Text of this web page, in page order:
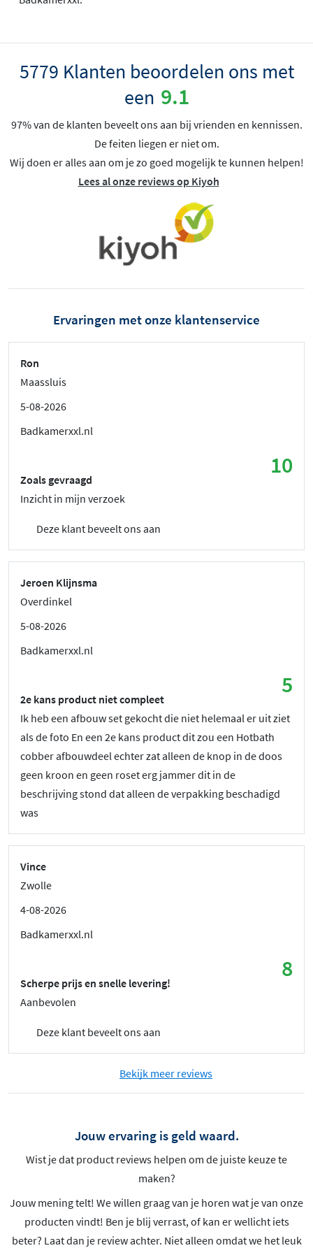
5779 Klanten beoordelen ons met
een 9.1
97% van de klanten beveelt ons aan bij vrienden en kennissen.
De feiten liegen er niet om.
Wij doen er alles aan om je zo goed mogelijk te kunnen helpen!
Lees al onze reviews op Kiyoh
Ervaringen met onze klantenservice
Ron
Maassluis
5-08-2026
Badkamerxxl.nl
10
Zoals gevraagd
Inzicht in mijn verzoek
Deze klant beveelt ons aan
Jeroen Klijnsma
Overdinkel
5-08-2026
Badkamerxxl.nl
5
2e kans product niet compleet
Ik heb een afbouw set gekocht die niet helemaal er uit ziet
als de foto En een 2e kans product dit zou een Hotbath
cobber afbouwdeel echter zat alleen de knop in de doos
geen kroon en geen roset erg jammer dit in de
beschrijving stond dat alleen de verpakking beschadigd
was
Vince
Zwolle
4-08-2026
Badkamerxxl.nl
8
Scherpe prijs en snelle levering!
Aanbevolen
Deze klant beveelt ons aan
Bekijk meer reviews
Jouw ervaring is geld waard.
Wist je dat product reviews helpen om de juiste keuze te
maken?
Jouw mening telt! We willen graag van je horen wat je van onze
producten vindt! Ben je blij verrast, of kan er wellicht iets
beter? Laat dan je review achter. Niet alleen omdat we het leuk